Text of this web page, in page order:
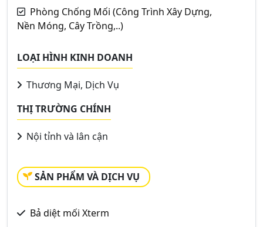
Phòng Chống Mối (Công Trình Xây Dựng,
Nền Móng, Cây Trồng,..)
LOẠI HÌNH KINH DOANH
Thương Mại, Dịch Vụ
THỊ TRƯỜNG CHÍNH
Nội tỉnh và lân cận
SẢN PHẨM VÀ DỊCH VỤ
Bả diệt mối Xterm